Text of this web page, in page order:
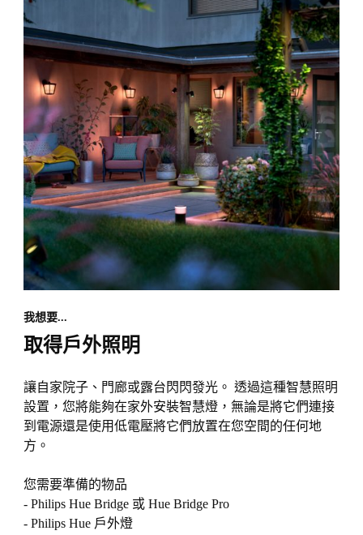
我想要...
取得戶外照明
讓自家院子、門廊或露台閃閃發光。 透過這種智慧照明
設置，您將能夠在家外安裝智慧燈，無論是將它們連接
到電源還是使用低電壓將它們放置在您空間的任何地
方。
您需要準備的物品
- Philips Hue Bridge 或 Hue Bridge Pro
- Philips Hue 戶外燈